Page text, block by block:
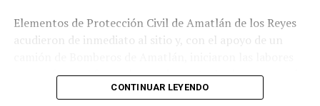
Elementos de Protección Civil de Amatlán de los Reyes
acudieron de inmediato al sitio y, con el apoyo de un
para sofocar el fuego, logrando controlar la emergencia
tras varios minutos de trabajo.
CONTINUAR LEYENDO